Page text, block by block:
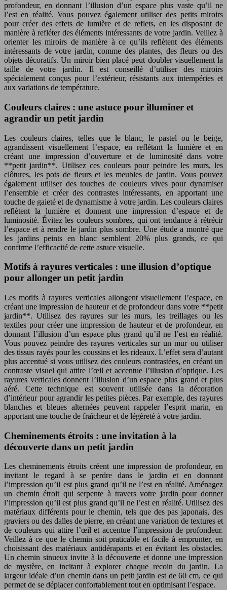
profondeur, en donnant l’illusion d’un espace plus vaste qu’il ne
l’est en réalité. Vous pouvez également utiliser des petits miroirs
pour créer des effets de lumière et de reflets, en les disposant de
manière à refléter des éléments intéressants de votre jardin. Veillez à
orienter les miroirs de manière à ce qu’ils reflètent des éléments
intéressants de votre jardin, comme des plantes, des fleurs ou des
objets décoratifs. Un miroir bien placé peut doubler visuellement la
taille de votre jardin. Il est conseillé d’utiliser des miroirs
spécialement conçus pour l’extérieur, résistants aux intempéries et
aux variations de température.
Couleurs claires : une astuce pour illuminer et
agrandir un petit jardin
Les couleurs claires, telles que le blanc, le pastel ou le beige,
agrandissent visuellement l’espace, en reflétant la lumière et en
créant une impression d’ouverture et de luminosité dans votre
**petit jardin**. Utilisez ces couleurs pour peindre les murs, les
clôtures, les pots de fleurs et les meubles de jardin. Vous pouvez
également utiliser des touches de couleurs vives pour dynamiser
l’ensemble et créer des contrastes intéressants, en apportant une
touche de gaieté et de dynamisme à votre jardin. Les couleurs claires
reflètent la lumière et donnent une impression d’espace et de
luminosité. Évitez les couleurs sombres, qui ont tendance à rétrécir
l’espace et à rendre le jardin plus sombre. Une étude a montré que
les jardins peints en blanc semblent 20% plus grands, ce qui
confirme l’efficacité de cette astuce visuelle.
Motifs à rayures verticales : une illusion d’optique
pour allonger un petit jardin
Les motifs à rayures verticales allongent visuellement l’espace, en
créant une impression de hauteur et de profondeur dans votre **petit
jardin**. Utilisez des rayures sur les murs, les treillages ou les
textiles pour créer une impression de hauteur et de profondeur, en
donnant l’illusion d’un espace plus grand qu’il ne l’est en réalité.
Vous pouvez peindre des rayures verticales sur un mur ou utiliser
des tissus rayés pour les coussins et les rideaux. L’effet sera d’autant
plus accentué si vous utilisez des couleurs contrastées, en créant un
contraste visuel qui attire l’œil et accentue l’illusion d’optique. Les
rayures verticales donnent l’illusion d’un espace plus grand et plus
aéré. Cette technique est souvent utilisée dans la décoration
d’intérieur pour agrandir les petites pièces. Par exemple, des rayures
blanches et bleues alternées peuvent rappeler l’esprit marin, en
apportant une touche de fraîcheur et de légèreté à votre jardin.
Cheminements étroits : une invitation à la
découverte dans un petit jardin
Les cheminements étroits créent une impression de profondeur, en
invitant le regard à se perdre dans le jardin et en donnant
l’impression qu’il est plus grand qu’il ne l’est en réalité. Aménagez
un chemin étroit qui serpente à travers votre jardin pour donner
l’impression qu’il est plus grand qu’il ne l’est en réalité. Utilisez des
matériaux différents pour le chemin, tels que des pas japonais, des
graviers ou des dalles de pierre, en créant une variation de textures et
de couleurs qui attire l’œil et accentue l’impression de profondeur.
Veillez à ce que le chemin soit praticable et facile à emprunter, en
choisissant des matériaux antidérapants et en évitant les obstacles.
Un chemin sinueux invite à la découverte et donne une impression
de mystère, en incitant à explorer chaque recoin du jardin. La
largeur idéale d’un chemin dans un petit jardin est de 60 cm, ce qui
permet de se déplacer confortablement tout en optimisant l’espace.